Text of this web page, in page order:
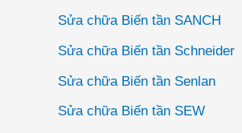
Sửa chữa Biến tần SANCH
Sửa chữa Biến tần Schneider
Sửa chữa Biến tần Senlan
Sửa chữa Biến tần SEW